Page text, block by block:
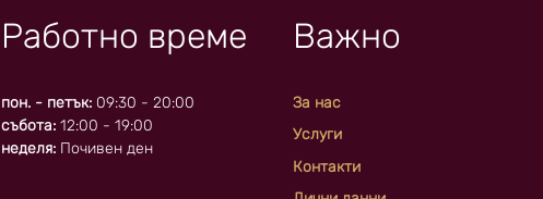
Работно време
пон. - петък:09:30 - 20:00
събота:12:00 - 19:00
неделя:Почивен ден
Важно
За нас
Услуги
Контакти